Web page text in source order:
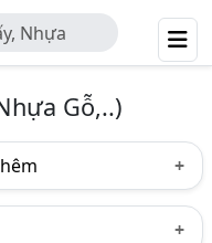
Nhựa
Gỗ,..)